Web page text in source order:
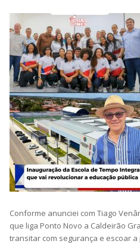
Conforme anunciei com Tiago
que liga Ponto Novo a Caldeirão
transitar com segurança e escoar